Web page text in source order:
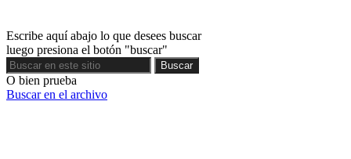
Escribe aquí abajo lo que desees buscar
luego presiona el botón "buscar"
Buscar
Buscar
O bien prueba
Buscar en el archivo